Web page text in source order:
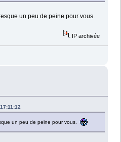
un peu de peine pour vous.
IP archivée
un peu de peine pour vous.